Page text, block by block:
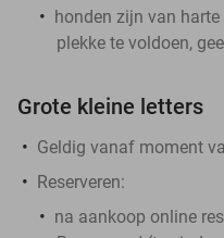
honden zijn van
plekke te voldoen,
Grote kleine letters
Geldig vanaf moment
Reserveren:
na aankoop online